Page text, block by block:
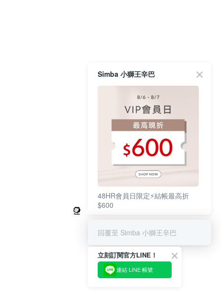
Simba 小獅王辛巴
48HR會員日限定⚡結帳最高折
$600
回覆至 Simba 小獅王辛巴
立刻訂閱官方LINE！
連結 LINE 帳號